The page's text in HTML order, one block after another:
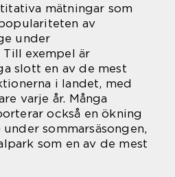
mätningar som
av
under
Till exempel är
slott en av de mest
i landet, med
varje år. Många
också en ökning
sommarsäsongen,
som en av de mest